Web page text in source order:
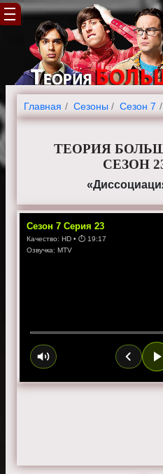
Главная Cезоны Сезон 7
ТЕОРИЯ
СЕЗОН
Сезон 7 Серия 23
Качество: HD • ⏱ 19:17
Озвучка: MTV